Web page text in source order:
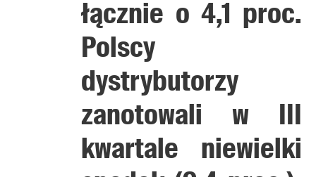
łącznie o 4,1 proc.
Polscy
dystrybutorzy
zanotowali w III
kwartale niewielki